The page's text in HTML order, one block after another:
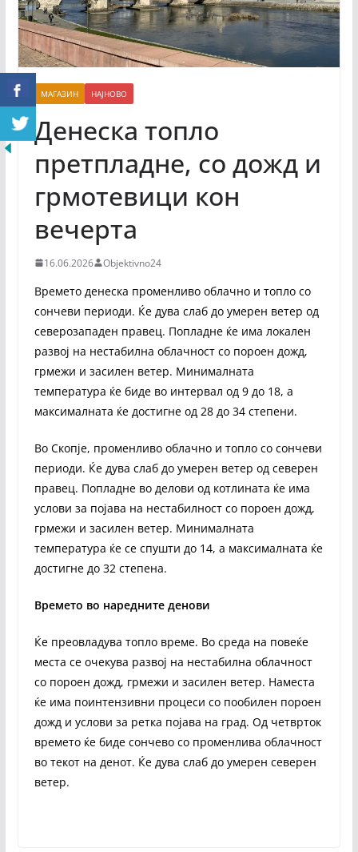
МАГАЗИН НАЈНОВО
Денеска топло
претпладне, со дожд и
грмотевици кон
вечерта
16.06.2026 Objektivno24
Времето денеска променливо облачно и топло со
сончеви периоди. Ќе дува слаб до умерен ветер од
северозападен правец. Попладне ќе има локален
развој на нестабилна облачност со пороен дожд,
грмежи и засилен ветер. Минималната
температура ќе биде во интервал од 9 до 18, а
максималната ќе достигне од 28 до 34 степени.
Во Скопје, променливо облачно и топло со сончеви
периоди. Ќе дува слаб до умерен ветер од северен
правец. Попладне во делови од котлината ќе има
услови за појава на нестабилност со пороен дожд,
грмежи и засилен ветер. Минималната
температура ќе се спушти до 14, а максималната ќе
достигне до 32 степена.
Времето во наредните денови
Ќе преовладува топло време. Во среда на повеќе
места се очекува развој на нестабилна облачност
со пороен дожд, грмежи и засилен ветер. Наместа
ќе има поинтензивни процеси со пообилен пороен
дожд и услови за ретка појава на град. Од четврток
времето ќе биде сончево со променлива облачност
во текот на денот. Ќе дува слаб до умерен северен
ветер.